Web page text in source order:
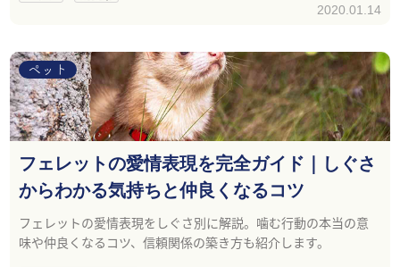
2020.01.14
ペット
フェレットの愛情表現を完全ガイド｜しぐさ
からわかる気持ちと仲良くなるコツ
フェレットの愛情表現をしぐさ別に解説。噛む行動の本当の意
味や仲良くなるコツ、信頼関係の築き方も紹介します。